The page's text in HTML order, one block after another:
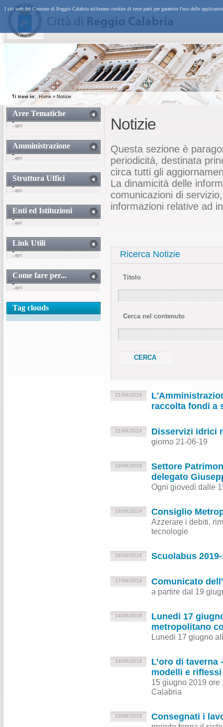
I siti web del Comune di Reggio Calabria utilizzano cookies di terze parti per garantire l'uso delle
Ti trovi in:Home » Notizie
Aree Tematiche
...apri
Amministrazione
...apri
Struttura Uffici
...apri
Enti ed Istituzioni
...apri
Link Utili
...apri
Come fare per...
...apri
Tag clouds
Notizie
Questa sezione è
periodicità, destinata
circa tutti gli
La dinamicità delle
comunicazioni di
informazioni relative ad
Ricerca Notizie
Titolo
Cerca nel contenuto
21/06/2019
raccolta fondi a
21/06/2019 Disservizi idrici
giorno 21-06-19
19/06/2019
Settore
delegato
Ogni giovedì dalle
18/06/2019 Consiglio
Azzerare i debiti,
tecnologie
18/06/2019 Scuolabus
17/06/2019 Comunicato
a partire dal 19
14/06/2019
Lunedi 17
metropolitano
Lunedi 17 giugno
14/06/2019
L’oro di taverna
modelli e
15 giugno 2019
Calabria
13/06/2019 Consegnati i